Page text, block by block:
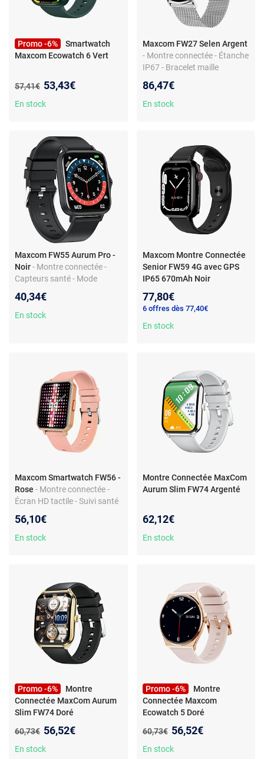
Promo -6%
Smartwatch
Maxcom Ecowatch 6 Vert
Ancien prix :
57,41€ Nouveau prix :
53,43€
En stock
Maxcom FW27 Selen Argent
- Montre connectée - Étanche
IP67 - Bracelet maille
Écran AMOLED
86,47€
En stock
Maxcom FW55 Aurum Pro -
Noir- Montre connectée -
Capteurs santé - Mode
40,34€
En stock
Maxcom Montre Connectée
Senior FW59 4G avec GPS
IP65 670mAh Noir
77,80€
6 offres dès 77,40€
En stock
Maxcom Smartwatch FW56 -
Rose - Montre connectée -
Écran HD tactile - Suivi santé
Notifications appels/SMS
56,10€
En stock
Montre Connectée MaxCom
Aurum Slim FW74 Argenté
62,12€
En stock
Promo -6%
Montre
Connectée MaxCom Aurum
Slim FW74 Doré
Ancien prix :
60,73€ Nouveau prix :
56,52€
En stock
Promo -6%
Montre
Connectée Maxcom
Ecowatch 5 Doré
Ancien prix :
60,73€ Nouveau prix :
56,52€
En stock